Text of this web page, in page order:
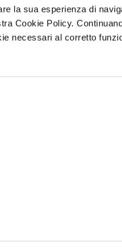
la sua esperienza di
Cookie Policy.
necessari al corretto